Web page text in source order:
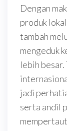
Dengan
produk
tambah
mengeduk
lebih besar.
jadi
serta andil